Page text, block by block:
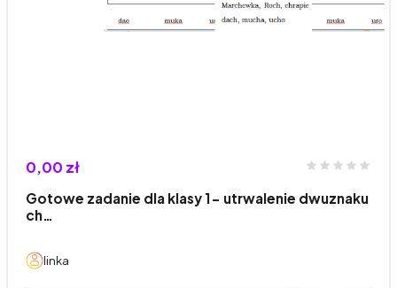
0,00 zł
Gotowe zadanie dla klasy 1- utrwalenie dwuznaku
ch…
linka